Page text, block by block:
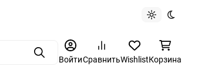
Light theme
Dark
ПоискВойтиСравнитьWishlistКорзина